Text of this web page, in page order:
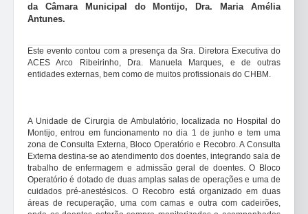
da Câmara Municipal do Montijo, Dra. Maria Amélia
Antunes.
Este evento contou com a presença da Sra. Diretora Executiva do
ACES Arco Ribeirinho, Dra. Manuela Marques, e de outras
entidades externas, bem como de muitos profissionais do CHBM.
A Unidade de Cirurgia de Ambulatório, localizada no Hospital do
Montijo, entrou em funcionamento no dia 1 de junho e tem uma
zona de Consulta Externa, Bloco Operatório e Recobro. A Consulta
Externa destina-se ao atendimento dos doentes, integrando sala de
trabalho de enfermagem e admissão geral de doentes. O Bloco
Operatório é dotado de duas amplas salas de operações e uma de
cuidados pré-anestésicos. O Recobro está organizado em duas
áreas de recuperação, uma com camas e outra com cadeirões,